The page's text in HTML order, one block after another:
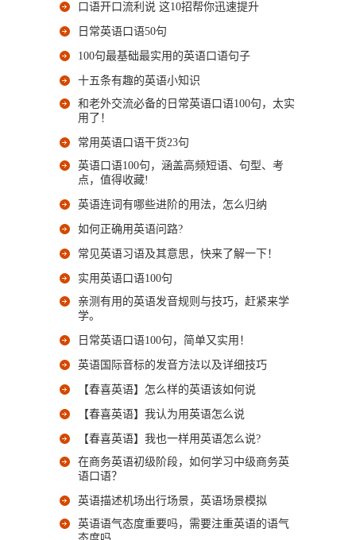
口语开口流利说 这10招帮你迅速提升
日常英语口语50句
100句最基础最实用的英语口语句子
十五条有趣的英语小知识
和老外交流必备的日常英语口语100句，太实
用了！
常用英语口语干货23句
英语口语100句，涵盖高频短语、句型、考
点，值得收藏!
英语连词有哪些进阶的用法，怎么归纳
如何正确用英语问路?
常见英语习语及其意思，快来了解一下！
实用英语口语100句
亲测有用的英语发音规则与技巧，赶紧来学
学。
日常英语口语100句，简单又实用！
英语国际音标的发音方法以及详细技巧
【春喜英语】怎么样的英语该如何说
【春喜英语】我认为用英语怎么说
【春喜英语】我也一样用英语怎么说?
在商务英语初级阶段，如何学习中级商务英
语口语？
英语描述机场出行场景，英语场景模拟
英语语气态度重要吗，需要注重英语的语气